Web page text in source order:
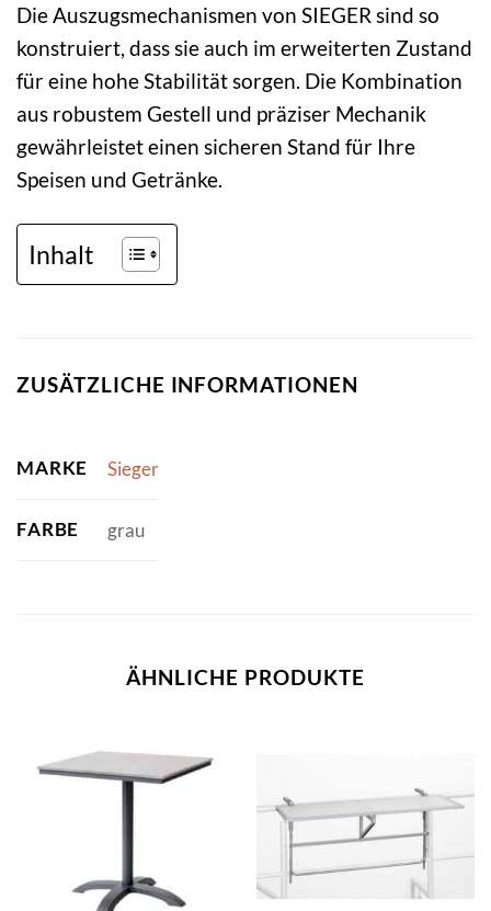
Die Auszugsmechanismen von SIEGER sind so
konstruiert, dass sie auch im erweiterten Zustand
für eine hohe Stabilität sorgen. Die Kombination
aus robustem Gestell und präziser Mechanik
gewährleistet einen sicheren Stand für Ihre
Speisen und Getränke.
Inhalt
ZUSÄTZLICHE INFORMATIONEN
MARKE Sieger
FARBE grau
ÄHNLICHE PRODUKTE